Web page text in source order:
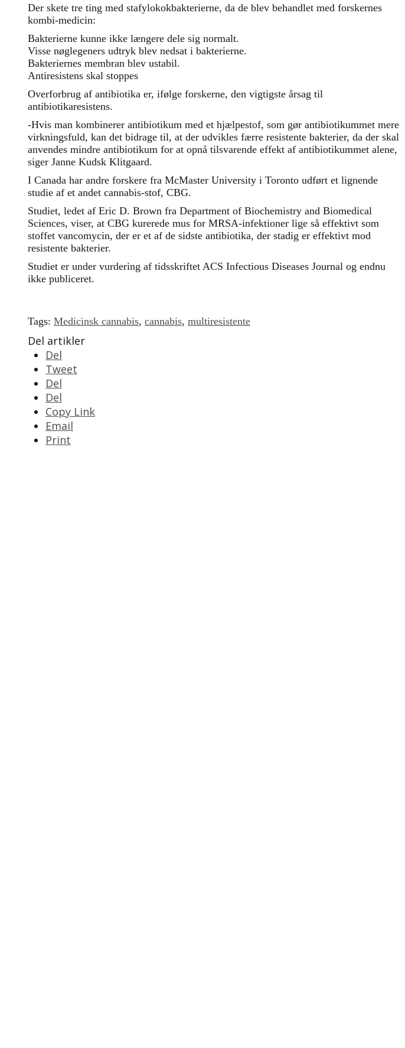
Der skete tre ting med stafylokokbakterierne, da de blev behandlet med forskernes
kombi-medicin:
Bakterierne kunne ikke længere dele sig normalt.
Visse nøglegeners udtryk blev nedsat i bakterierne.
Bakteriernes membran blev ustabil.
Antiresistens skal stoppes
Overforbrug af antibiotika er, ifølge forskerne, den vigtigste årsag til
antibiotikaresistens.
-Hvis man kombinerer antibiotikum med et hjælpestof, som gør antibiotikummet mere
virkningsfuld, kan det bidrage til, at der udvikles færre resistente bakterier, da der skal
anvendes mindre antibiotikum for at opnå tilsvarende effekt af antibiotikummet alene,
siger Janne Kudsk Klitgaard.
I Canada har andre forskere fra McMaster University i Toronto udført et lignende
studie af et andet cannabis-stof, CBG.
Studiet, ledet af Eric D. Brown fra Department of Biochemistry and Biomedical
Sciences, viser, at CBG kurerede mus for MRSA-infektioner lige så effektivt som
stoffet vancomycin, der er et af de sidste antibiotika, der stadig er effektivt mod
resistente bakterier.
Studiet er under vurdering af tidsskriftet ACS Infectious Diseases Journal og endnu
ikke publiceret.
Tags: Medicinsk cannabis, cannabis, multiresistente
Del artikler
Del
Tweet
Del
Del
Copy Link
Email
Print